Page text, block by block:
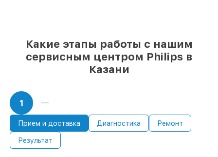
Какие этапы работы с нашим
сервисным центром Philips в
Казани
1
Прием и доставка Диагностика Ремонт
Результат